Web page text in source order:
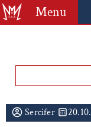
Menu
Sercifer